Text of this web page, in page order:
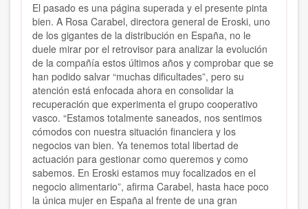
El pasado es una página superada y el presente pinta
bien. A Rosa Carabel, directora general de Eroski, uno
de los gigantes de la distribución en España, no le
duele mirar por el retrovisor para analizar la evolución
de la compañía estos últimos años y comprobar que se
han podido salvar “muchas dificultades”, pero su
atención está enfocada ahora en consolidar la
recuperación que experimenta el grupo cooperativo
vasco. “Estamos totalmente saneados, nos sentimos
cómodos con nuestra situación financiera y los
negocios van bien. Ya tenemos total libertad de
actuación para gestionar como queremos y como
sabemos. En Eroski estamos muy focalizados en el
negocio alimentario”, afirma Carabel, hasta hace poco
la única mujer en España al frente de una gran